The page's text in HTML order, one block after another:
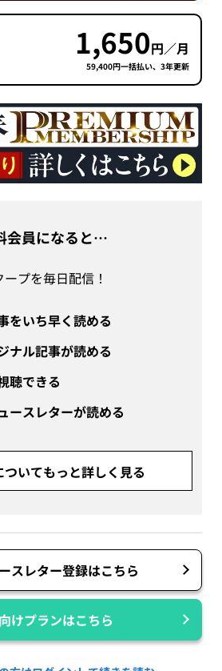
1,650円／月
59,400円一括払い、3年更新
会員になると…
ープを毎日配信！
をいち早く読める
ナル記事が読める
聴できる
ースレターが読める
いてもっと詳しく見る
スレター登録はこちら
けプランはこちら